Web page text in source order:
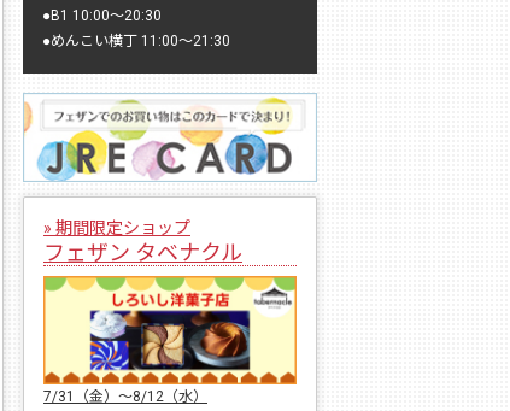
●B1 10:00〜20:30
●めんこい横丁 11:00〜21:30
» 期間限定ショップ
フェザン タベナクル
7/31（金）〜8/12（水）